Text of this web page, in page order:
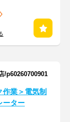
/p60260700901
作業＞電気制
ーター